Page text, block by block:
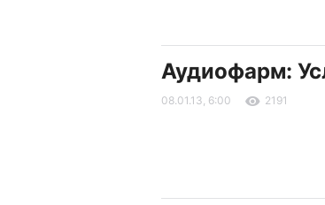
Аудиофарм:
08.01.13, 6:00 2191